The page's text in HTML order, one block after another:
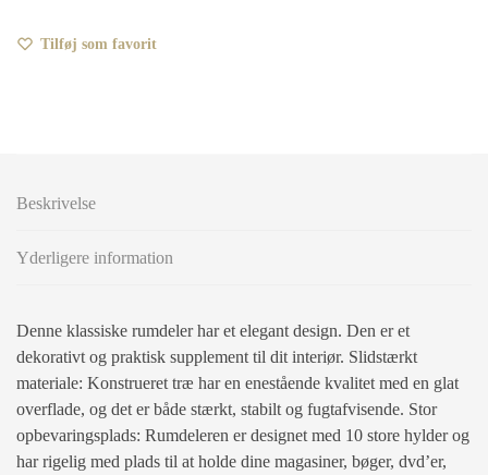
Tilføj som favorit
Beskrivelse
Yderligere information
Denne klassiske rumdeler har et elegant design. Den er et
dekorativt og praktisk supplement til dit interiør. Slidstærkt
materiale: Konstrueret træ har en enestående kvalitet med en glat
overflade, og det er både stærkt, stabilt og fugtafvisende. Stor
opbevaringsplads: Rumdeleren er designet med 10 store hylder og
har rigelig med plads til at holde dine magasiner, bøger, dvd’er,